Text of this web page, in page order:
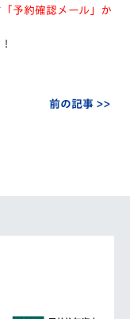
予約確認メール」か
前の記事 >>